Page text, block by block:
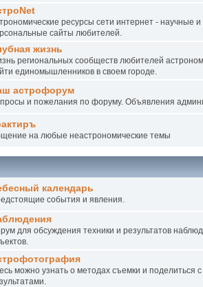
ресурсы сети интернет - научные
сайты любителей.
жизнь
региональных сообществ любителей
единомышленников в своем городе.
астрофорум
и пожелания по форуму. Объявления
на любые неастрономические темы
календарь
события и явления.
для обсуждения техники и результатов
можно узнать о методах съемки и поделиться